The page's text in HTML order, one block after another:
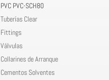
PVC PVC-SCH80
Tuberías Clear
Fittings
Válvulas
Collarines de Arranque
Cementos Solventes